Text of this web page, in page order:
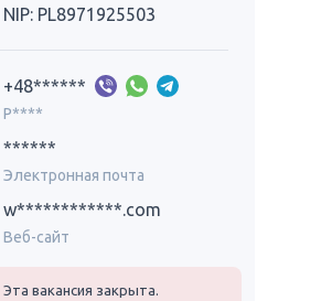
NIP: PL8971925503
+48******
P****
******
Электронная почта
w************.com
Веб-сайт
Эта вакансия закрыта.